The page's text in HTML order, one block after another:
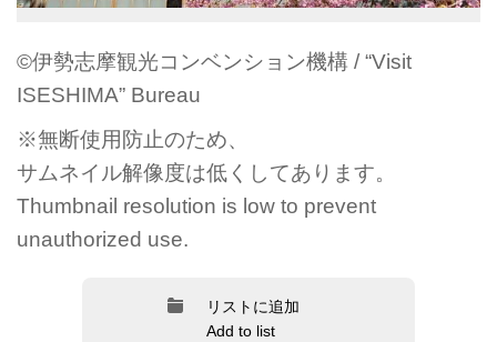
©伊勢志摩観光コンベンション機構 / “Visit
ISESHIMA” Bureau
※無断使用防止のため、
サムネイル解像度は低くしてあります。
Thumbnail resolution is low to prevent
unauthorized use.
リストに追加
Add to list